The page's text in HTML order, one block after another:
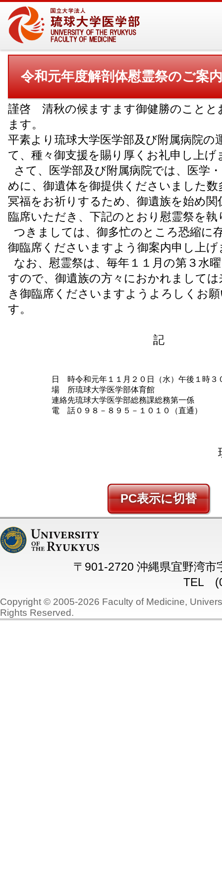
令和元年度解剖体慰霊祭のご案内
謹啓 清秋の候ますます御健勝のことと
ます。
平素より琉球大学医学部及び附属病院の
て、種々御支援を賜り厚くお礼申し上げ
さて、医学部及び附属病院では、医学
めに、御遺体を御提供くださいました数
冥福をお祈りするため、御遺族を始め関
臨席いただき、下記のとおり慰霊祭を執
つきましては、御多忙のところ恐縮に
御臨席くださいますよう御案内申し上げ
なお、慰霊祭は、毎年１１月の第３水
すので、御遺族の方々におかれまして
き御臨席くださいますようよろしくお
す。
記
日 時令和元年１１月２０日（水）午後１時３
場 所琉球大学医学部体育館
連絡先琉球大学医学部総務課総務第一係
電 話０９８－８９５－１０１０（直通）
PC
〒901-2720 沖縄県宜野湾市
TEL
Copyright © 2005-2026 Faculty of Medicine,
Rights Reserved.